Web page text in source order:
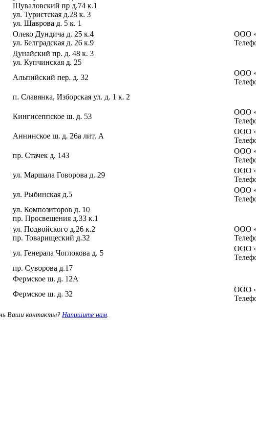
Шуваловский пр д.74 к.1
ул. Туристская д.28 к. 3
ул. Шаврова д. 5 к. 1
Олеко Дундича д. 25 к.4
ул. Белградская д. 26 к.9
ООО
Дунайский пр. д. 48 к. 3
ул. Купчинская д. 25
Альпийский пер. д. 32
ООО
п. Славянка, Изборская ул. д. 1 к. 2
Кингисеппское ш. д. 53
ООО
Аннинское ш. д. 26а лит. А
ООО
пр. Стачек д. 143
ООО
ул. Маршала Говорова д. 29
ООО
ул. Рыбинская д.5
ООО
ул. Композиторов д. 10
пр. Просвещения д.33 к.1
ул. Подвойского д.26 к.2
пр. Товарищеский д.32
ООО
ул. Генерала Чоглокова д. 5
ООО
пр. Суворова д.17
Фермское ш. д. 12А
Фермское ш. д. 32
ООО
Ваши контакты? Напишите нам